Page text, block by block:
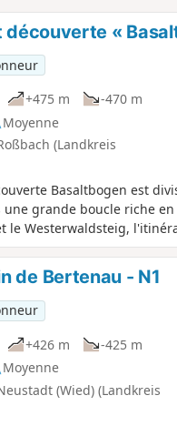
découverte «
+475 m
-470 m
Moyenne
(Landkreis
Basaltbogen est
une grande boucle riche
le Westerwaldsteig,
et les montagnes du
de la vallée du
Rossbacher Häubchen, qui
point culminant de la
Rossbacher Häubchen,
imprenable sur cette
de Bertenau - N1
+426 m
-425 m
Moyenne
(Wied) (Landkreis